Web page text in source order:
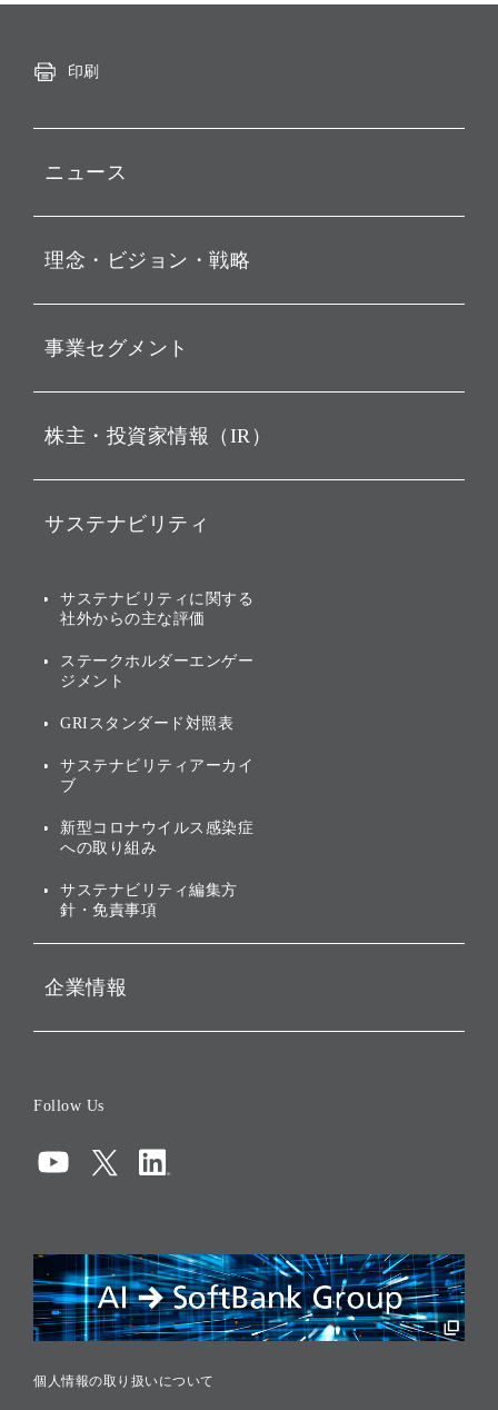
印刷
ニュース
お知らせ
動画配信
理念・ビジョン・戦略
経営理念
ビジョン
戦略
バリュー
ソフトバンクグループの歩
[AI] What dreams are made
事業セグメント
ソフトバンク・ビジョン・
その他
グループ企業一覧
株主・投資家情報（IR）
IRカレンダー
業績・財務
アニュアルレポート
株主・投資家情報（IR）に
サステナビリティ
トップメッセージ
サステナビリティの考え方
ガバナンス
投資先のサステナビリティ
サステナビリティに関する
社外からの主な評価
ステークホルダーエンゲー
ジメント
GRIスタンダード対照表
サステナビリティアーカイ
ブ
新型コロナウイルス感染症
への取り組み
サステナビリティ編集方
針・免責事項
企業情報
コンプライアンス
リスクマネジメント
税務に対する取り組み
採用情報
Follow Us
個人情報の取り扱いについて